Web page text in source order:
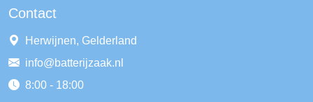
Contact
Herwijnen, Gelderland
info@batterijzaak.nl
8:00 - 18:00